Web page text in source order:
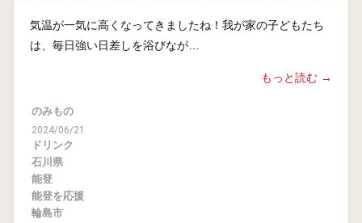
気温が一気に高くなってきましたね！我が家の子どもたち
は、毎日強い日差しを浴びなが…
もっと読む →
のみもの
2024/06/21
ドリンク
石川県
能登
能登を応援
輪島市